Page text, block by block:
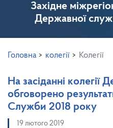
Західне
Державної
Головна > колегії > Колегії
На засіданні колегії
обговорено
Служби 2018 року
19 лютого 2019